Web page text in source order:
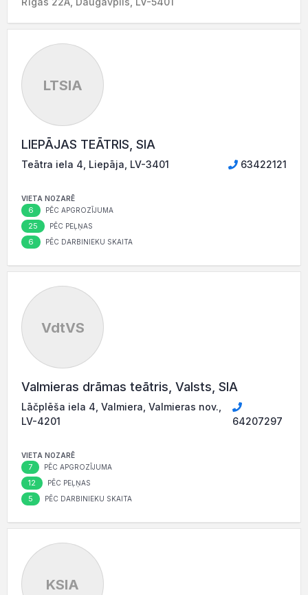
LTSIA
LIEPĀJAS TEĀTRIS, SIA
Teātra iela 4, Liepāja, LV-3401 63422121
VIETA NOZARĒ
6 PĒC APGROZĪJUMA
25 PĒC PEĻŅAS
6 PĒC DARBINIEKU SKAITA
VdtVS
Valmieras drāmas teātris, Valsts, SIA
Lāčplēša iela 4, Valmiera, Valmieras nov.,
LV-4201
64207297
VIETA NOZARĒ
7 PĒC APGROZĪJUMA
12 PĒC PEĻŅAS
5 PĒC DARBINIEKU SKAITA
KSIA